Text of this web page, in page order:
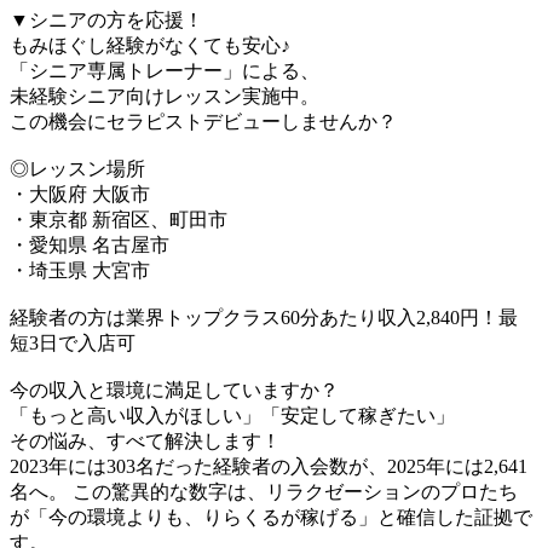
▼シニアの方を応援！
もみほぐし経験がなくても安心♪
「シニア専属トレーナー」による、
未経験シニア向けレッスン実施中。
この機会にセラピストデビューしませんか？
◎レッスン場所
・大阪府 大阪市
・東京都 新宿区、町田市
・愛知県 名古屋市
・埼玉県 大宮市
経験者の方は業界トップクラス60分あたり収入2,840円！最
短3日で入店可
今の収入と環境に満足していますか？
「もっと高い収入がほしい」「安定して稼ぎたい」
その悩み、すべて解決します！
2023年には303名だった経験者の入会数が、2025年には2,641
名へ。 この驚異的な数字は、リラクゼーションのプロたち
が「今の環境よりも、りらくるが稼げる」と確信した証拠で
す。